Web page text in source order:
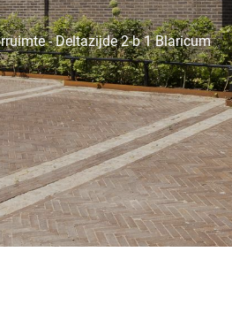
-Deltazijde 2-b 1 Blaricum